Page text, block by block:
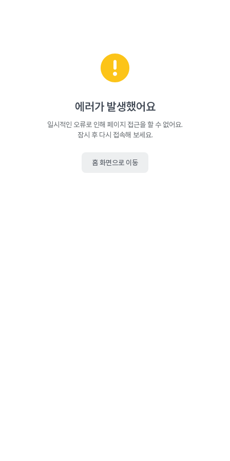
에러가 발생했어요
일시적인 오류로 인해 페이지 접근을 할 수 없어요.
잠시 후 다시 접속해 보세요.
홈 화면으로 이동